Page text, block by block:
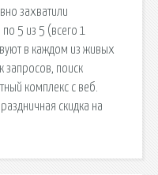
захватили
5 из 5 (всего 1
в каждом из живых
запросов, поиск
комплекс с веб.
скидка на